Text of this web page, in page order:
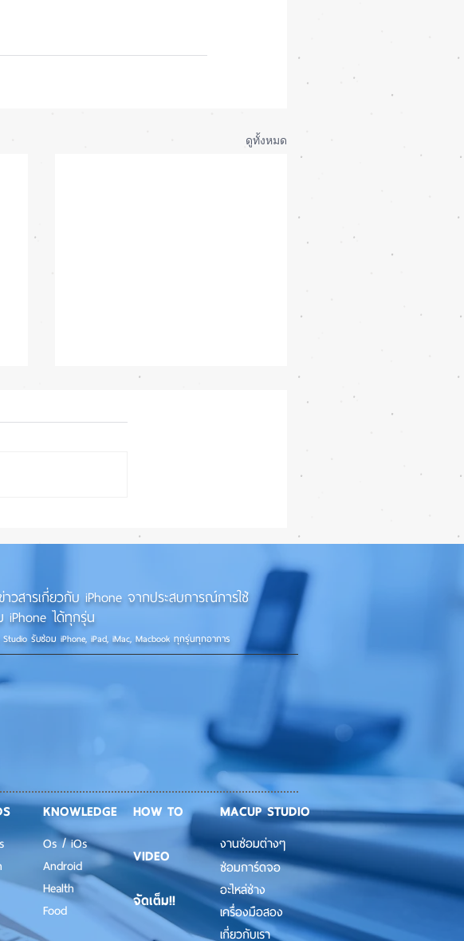
ดูทั้งหมด
📱
วสารเกี่ยวกับ iPhone จากประสบการณ์การใช้
ได้ทุกรุ่น
Studio รับซ่อม iPhone, iPad, iMac, Macbook ทุกรุ่นทุกอาการ
KNOWLEDGE
Os / iOs
Android
Health
Food
จัดเต็ม!!
HOW TO
VIDEO
MACUP STUDIO
งานซ่อมต่างๆ
ซ่อมการ์ดจอ
อะไหล่ช่าง
เครื่องมือสอง
เกี่ยวกับเรา